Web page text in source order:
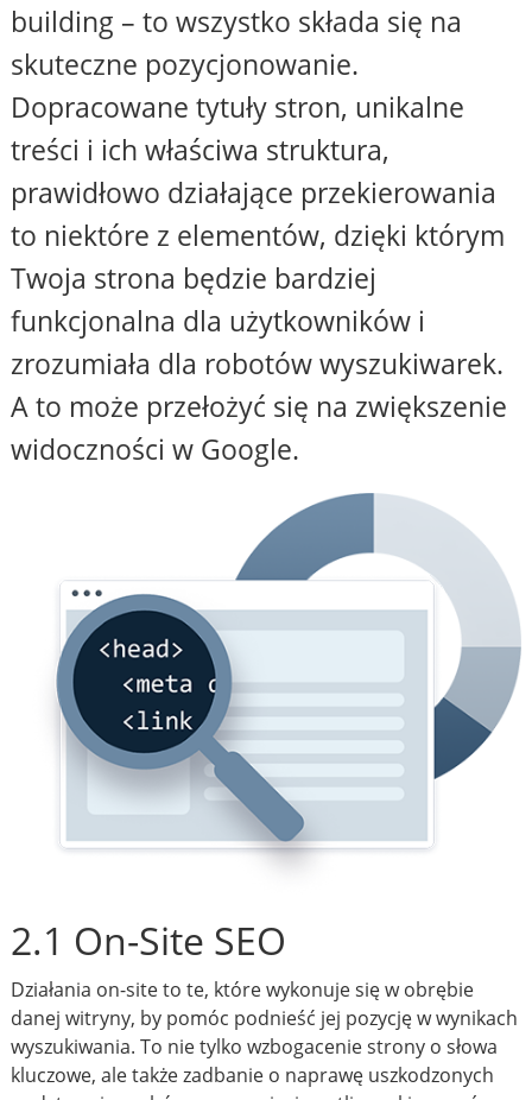
building – to wszystko składa się na
skuteczne pozycjonowanie.
Dopracowane tytuły stron, unikalne
treści i ich właściwa struktura,
prawidłowo działające przekierowania
to niektóre z elementów, dzięki którym
Twoja strona będzie bardziej
funkcjonalna dla użytkowników i
zrozumiała dla robotów wyszukiwarek.
A to może przełożyć się na zwiększenie
widoczności w Google.
2.1 On-Site SEO
Działania on-site to te, które wykonuje się w obrębie
danej witryny, by pomóc podnieść jej pozycję w wynikach
wyszukiwania. To nie tylko wzbogacenie strony o słowa
kluczowe, ale także zadbanie o naprawę uszkodzonych